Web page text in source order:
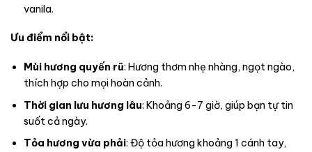
vanila.
Ưu điểm nổi bật:
Mùi hương quyến rũ: Hương thơm nhẹ nhàng, ngọt ngào,
thích hợp cho mọi hoàn cảnh.
Thời gian lưu hương lâu: Khoảng 6-7 giờ, giúp bạn tự tin
suốt cả ngày.
Tỏa hương vừa phải: Độ tỏa hương khoảng 1 cánh tay,